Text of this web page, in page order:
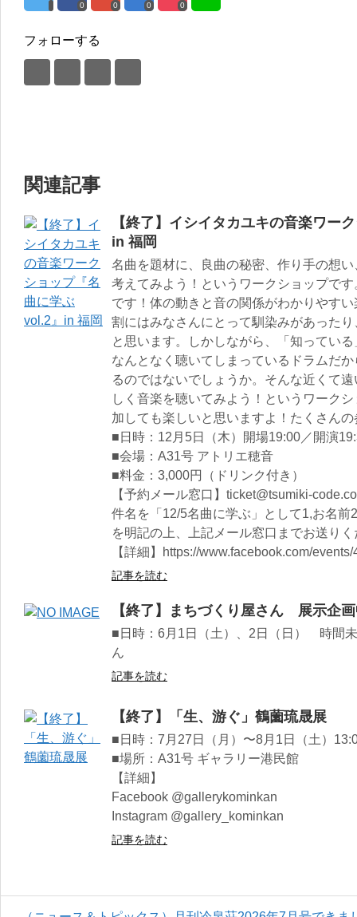
0 0 0 0
フォローする
関連記事
【終了】イシイタカユキの音楽ワー
in 福岡
名曲を題材に、良曲の秘密、作り手の想
考えてみよう！というワークショップで
です！体の動きと音の関係がわかりやす
割にはみなさんにとって馴染みがあった
と思います。しかしながら、「知ってい
なんとなく聴いてしまっているドラムだ
るのではないでしょうか。そんな近くて
しく音楽を聴いてみよう！というワーク
加しても楽しいと思いますよ！たくさん
■日時：12月5日（木）開場19:00／開演
■会場：A31号 アトリエ穂音
■料金：3,000円（ドリンク付き）
【予約メール窓口】ticket@tsumiki-
件名を「12/5名曲に学ぶ」として1,お名
を明記の上、上記メール窓口までお送り
【詳細】https://www.facebook.com/
記事を読む
【終了】まちづくり屋さん 展示企
■日時：6月1日（土）、2日（日） 時間
ん
記事を読む
【終了】「生、游ぐ」鶴薗琉晟展
■日時：7月27日（月）〜8月1日（土）
■場所：A31号 ギャラリー港民館
【詳細】
Facebook @gallerykominkan
Instagram @gallery_kominkan
記事を読む